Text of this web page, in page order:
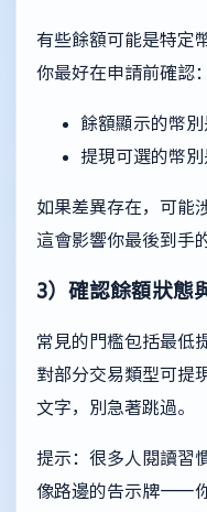
有些餘額可能是特定
你最好在申請前確認：
餘額顯示的幣別
提現可選的幣別
如果差異存在，可能
這會影響你最後到手
3）確認餘額狀態
常見的門檻包括最低
對部分交易類型可提
文字，別急著跳過。
提示：很多人閱讀習
像路邊的告示牌——